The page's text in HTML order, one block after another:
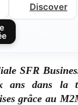
Discover
SFR
ans dans la
grâce au